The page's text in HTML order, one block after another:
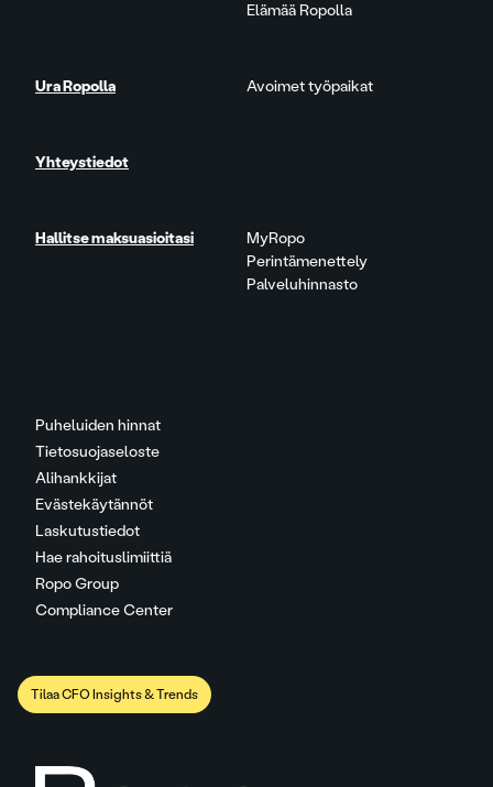
Puheluiden hinnat
Tietosuojaseloste
Alihankkijat
Evästekäytännöt
Laskutustiedot
Hae rahoituslimiittiä
Ropo Group
Compliance Center
Elämää Ropolla
Ura Ropolla Avoimet työpaikat
Yhteystiedot
Hallitse maksuasioitasi
MyRopo
Perintämenettely
Palveluhinnasto
Tilaa CFO Insights & Trends